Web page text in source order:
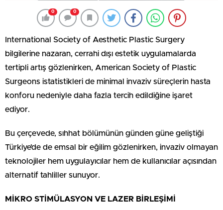
0 0
International Society of Aesthetic Plastic Surgery
bilgilerine nazaran, cerrahi dışı estetik uygulamalarda
tertipli artış gözlenirken, American Society of Plastic
Surgeons istatistikleri de minimal invaziv süreçlerin hasta
konforu nedeniyle daha fazla tercih edildiğine işaret
ediyor.
Bu çerçevede, sıhhat bölümünün günden güne geliştiği
Türkiye’de de emsal bir eğilim gözlenirken, invaziv olmayan
teknolojiler hem uygulayıcılar hem de kullanıcılar açısından
alternatif tahliller sunuyor.
MİKRO STİMÜLASYON VE LAZER BİRLEŞİMİ